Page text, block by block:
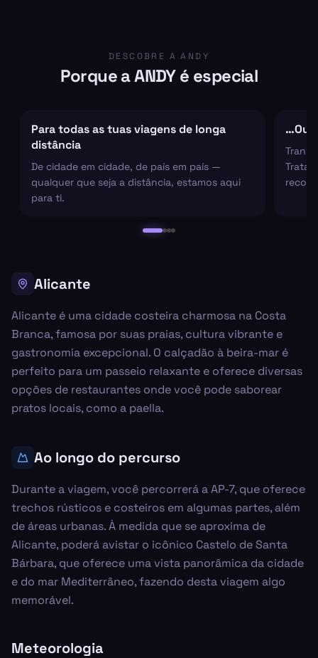
DESCOBRE A ANDY
Porque a ANDY é especial
Para todas as tuas viagens de longa
distância
De cidade em cidade, de país em país —
qualquer que seja a distância, estamos aqui
para ti.
…Ou
Alicante
Alicante é uma cidade costeira charmosa na Costa
Branca, famosa por suas praias, cultura vibrante e
gastronomia excepcional. O calçadão à beira-mar é
perfeito para um passeio relaxante e oferece diversas
opções de restaurantes onde você pode saborear
pratos locais, como a paella.
Ao longo do percurso
Durante a viagem, você percorrerá a AP-7, que oferece
trechos rústicos e costeiros em algumas partes, além
de áreas urbanas. À medida que se aproxima de
Alicante, poderá avistar o icônico Castelo de Santa
Bárbara, que oferece uma vista panorâmica da cidade
e do mar Mediterrâneo, fazendo desta viagem algo
memorável.
Meteorologia